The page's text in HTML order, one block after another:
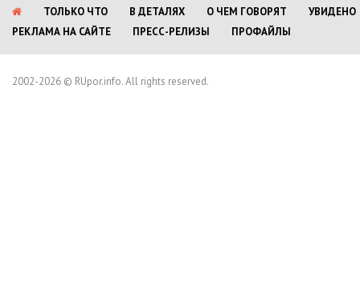
ТОЛЬКО ЧТО В ДЕТАЛЯХ О ЧЕМ ГОВОРЯТ
УВИДЕНО
РЕКЛАМА НА САЙТЕ
ПРЕСС-РЕЛИЗЫ ПРОФАЙЛЫ
2002-2026 © RUpor.info. All rights reserved.